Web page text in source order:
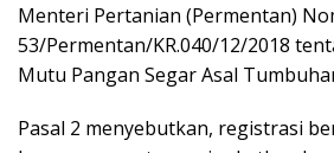
Menteri Pertanian (Permentan)
53/Permentan/KR.040/12/2018
Mutu Pangan Segar Asal
Pasal 2 menyebutkan, registrasi